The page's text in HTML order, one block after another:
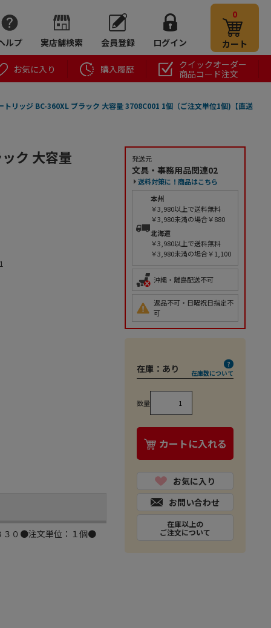
ルプ 実店舗検索 会員登録 ログイン
0
カート
お気に入り 購入履歴
クイックオーダー
商品コード注文
トリッジ BC-360XL ブラック 大容量 3708C001 1個（ご注文単位1個)【直送
ク 大容量
３０●注文単位：１個●
発送元
文具・事務用品関連02
送料対策に！商品はこちら
本州
￥3,980以上で送料無料
￥3,980未満の場合￥880
北海道
￥3,980以上で送料無料
￥3,980未満の場合￥1,100
沖縄・離島配送不可
返品不可・日曜祝日指定不
可
在庫： あり 在庫数について
数量
カートに入れる
お気に入り
お問い合わせ
在庫以上の
ご注文について